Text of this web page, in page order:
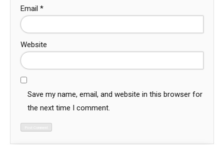
Email *
Website
Save my name, email, and website in this browser for
the next time I comment.